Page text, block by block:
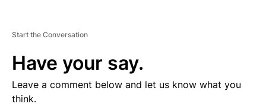
Start the Conversation
Have your say.
Leave a comment below and let us know what you
think.